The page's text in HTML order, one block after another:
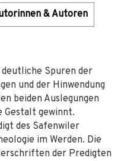
& Autoren
Spuren der
und der Hinwendung
beiden Auslegungen
Gestalt gewinnt.
des Safenwiler
im Werden. Die
der Predigten